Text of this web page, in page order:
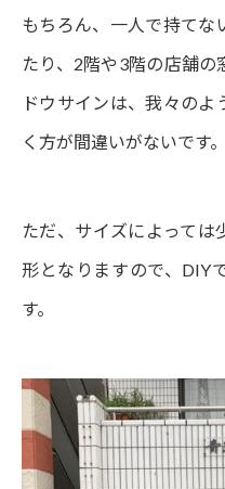
もちろん、一人で持てな
たり、2階や3階の店舗
ドウサインは、我々の
く方が間違いがないです。
ただ、サイズによっては
形となりますので、DIY
す。